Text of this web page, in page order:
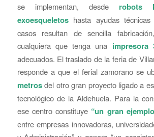
se implementan, desderobots
exoesqueletoshasta ayudas
casos resultan de sencilla
cualquiera que tenga una impresora
adecuados. El traslado de la feria de
responde a que el ferial zamorano se
metrosdel otro gran proyecto ligado a
tecnológico de la Aldehuela. Para la
ese centro constituye “un gran
entre empresas innovadoras,